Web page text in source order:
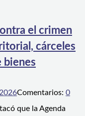
el crimen
cárceles
bienes
Comentarios: 0
que la Agenda